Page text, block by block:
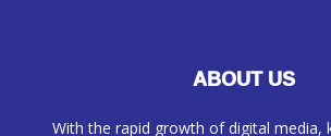
ABOUT US
With the rapid growth of digital media,